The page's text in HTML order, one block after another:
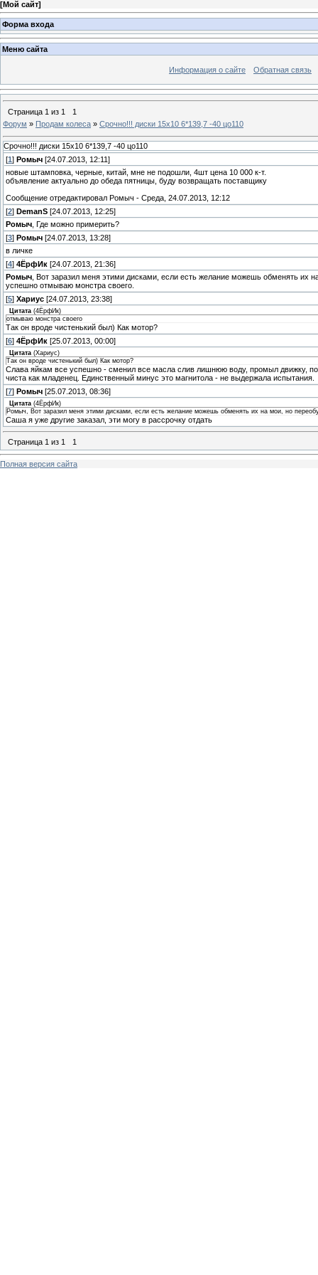
[Мой сайт]
Форма входа
Меню сайта
Информация о сайте Обратная связь
Страница 1 из 1
1
Форум » Продам колеса » Срочно!!! диски 15х10 6*139,7 -40 цо110
Срочно!!! диски 15х10 6*139,7 -40 цо110
[1 ] Ромыч [24.07.2013, 12:11]
новые штамповка, черные, китай, мне не подошли, 4шт цена 10 000 к-т.
объявление актуально до обеда пятницы, буду возвращать поставщику
Сообщение отредактировал Ромыч - Среда, 24.07.2013, 12:12
[2] DemanS [24.07.2013, 12:25]
Ромыч , Где можно примерить?
[3] Ромыч [24.07.2013, 13:28]
в личке
[4] 4ЁрфИк [24.07.2013, 21:36]
Ромыч , Вот заразил меня этими дисками, если есть желание можешь обменять их
успешно отмываю монстра своего.
[5] Хариус [24.07.2013, 23:38]
Цитата (4ЁрфИк)
отмываю монстра своего
Так он вроде чистенький был) Как мотор?
[6] 4ЁрфИк [25.07.2013, 00:00]
Цитата (Хариус)
Так он вроде чистенький был) Как мотор?
Слава яйкам все успешно - сменил все масла слив лишнюю воду, промыл движку,
чиста как младенец. Единственный минус это магнитола - не выдержала испытания.
[7] Ромыч [25.07.2013, 08:36]
Цитата (4ЁрфИк)
Ромыч, Вот заразил меня этими дисками, если есть желание можешь обменять их на мои, но
Саша я уже другие заказал, эти могу в рассрочку отдать
Страница 1 из 1 1
Полная версия сайта